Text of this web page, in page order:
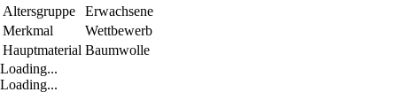
Altersgruppe
Erwachsene
Merkmal
Wettbewerb
Hauptmaterial Baumwolle
Loading...
Loading...